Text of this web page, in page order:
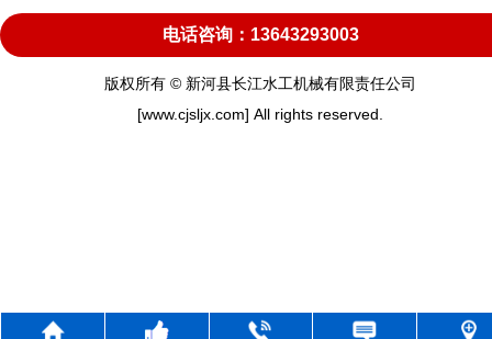
电话咨询：13643293003
版权所有 © 新河县长江水工机械有限责任公司
[www.cjsljx.com] All rights reserved.